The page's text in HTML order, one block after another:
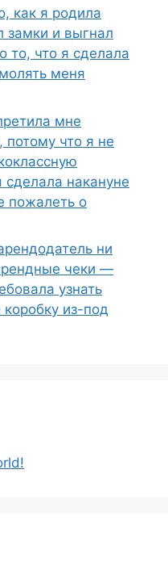
как я родила
и выгнал
что я сделала
меня
мне
потому что я не
сделала накануне
пожалеть о
ни
чеки —
узнать
из-под